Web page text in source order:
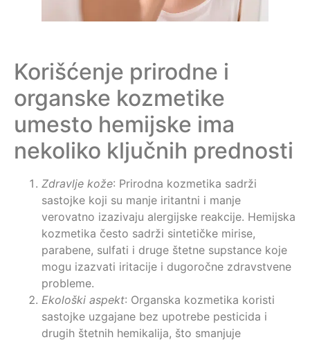
Korišćenje prirodne i
organske kozmetike
umesto hemijske ima
nekoliko ključnih prednosti
Zdravlje kože: Prirodna kozmetika sadrži
sastojke koji su manje iritantni i manje
verovatno izazivaju alergijske reakcije. Hemijska
kozmetika često sadrži sintetičke mirise,
parabene, sulfati i druge štetne supstance koje
mogu izazvati iritacije i dugoročne zdravstvene
probleme.
Ekološki aspekt: Organska kozmetika koristi
sastojke uzgajane bez upotrebe pesticida i
drugih štetnih hemikalija, što smanjuje